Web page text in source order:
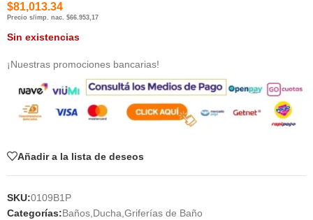
$81,013.34
Precio s/imp. nac. $66.953,17
Sin existencias
¡Nuestras promociones bancarias!
Añadir a la lista de deseos
SKU:0109B1P
Categorías:Baños,Ducha,Griferías de Baño